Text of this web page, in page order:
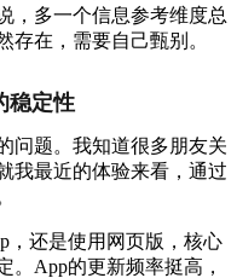
，多一个信息参考维度总
存在，需要自己甄别。
稳定性
问题。我知道很多朋友关
我最近的体验来看，通过
，还是使用网页版，核心
。App的更新频率挺高，